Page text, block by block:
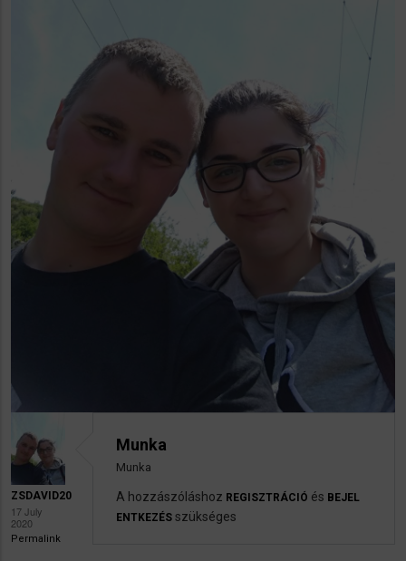
ZSDAVID20
17 July
2020
Permalink
Munka
Munka
A hozzászóláshoz REGISZTRÁCIÓ és BEJEL
ENTKEZÉS szükséges